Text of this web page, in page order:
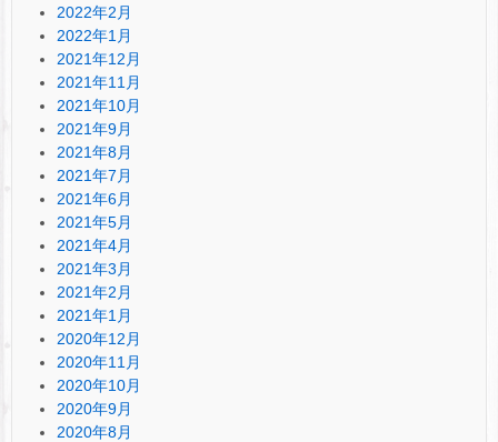
2022年2月
2022年1月
2021年12月
2021年11月
2021年10月
2021年9月
2021年8月
2021年7月
2021年6月
2021年5月
2021年4月
2021年3月
2021年2月
2021年1月
2020年12月
2020年11月
2020年10月
2020年9月
2020年8月